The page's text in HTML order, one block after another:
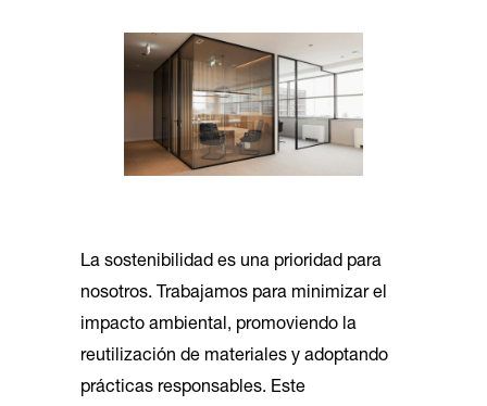
La sostenibilidad es una prioridad para
nosotros. Trabajamos para minimizar el
impacto ambiental, promoviendo la
reutilización de materiales y adoptando
prácticas responsables. Este